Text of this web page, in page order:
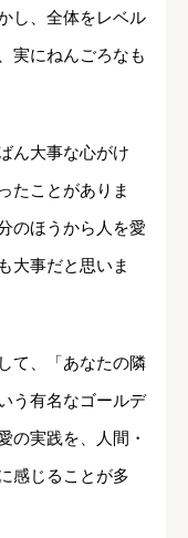
し、全体をレベル
実にねんごろなも
ん大事な心がけ
たことがありま
のほうから人を愛
大事だと思いま
て、「あなたの隣
う有名なゴールデ
の実践を、人間・
感じることが多